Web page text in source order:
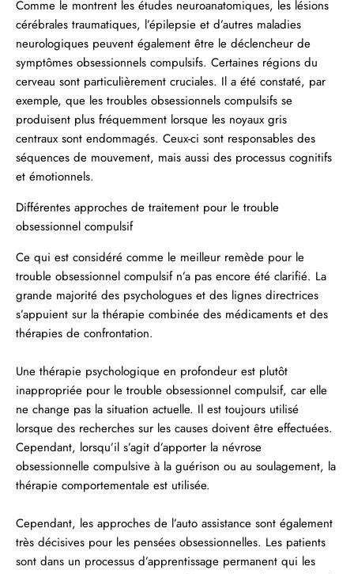
Comme le montrent les études neuroanatomiques, les lésions
cérébrales traumatiques, l’épilepsie et d’autres maladies
neurologiques peuvent également être le déclencheur de
symptômes obsessionnels compulsifs. Certaines régions du
cerveau sont particulièrement cruciales. Il a été constaté, par
exemple, que les troubles obsessionnels compulsifs se
produisent plus fréquemment lorsque les noyaux gris
centraux sont endommagés. Ceux-ci sont responsables des
séquences de mouvement, mais aussi des processus cognitifs
et émotionnels.
Différentes approches de traitement pour le trouble
obsessionnel compulsif
Ce qui est considéré comme le meilleur remède pour le
trouble obsessionnel compulsif n’a pas encore été clarifié. La
grande majorité des psychologues et des lignes directrices
s’appuient sur la thérapie combinée des médicaments et des
thérapies de confrontation.
Une thérapie psychologique en profondeur est plutôt
inappropriée pour le trouble obsessionnel compulsif, car elle
ne change pas la situation actuelle. Il est toujours utilisé
lorsque des recherches sur les causes doivent être effectuées.
Cependant, lorsqu’il s’agit d’apporter la névrose
obsessionnelle compulsive à la guérison ou au soulagement, la
thérapie comportementale est utilisée.
Cependant, les approches de l’auto assistance sont également
très décisives pour les pensées obsessionnelles. Les patients
sont dans un processus d’apprentissage permanent qui les